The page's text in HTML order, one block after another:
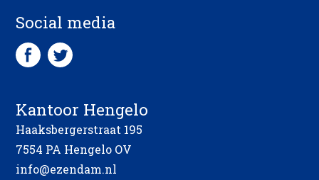
Social media
Kantoor Hengelo
Haaksbergerstraat 195
7554 PA Hengelo OV
info@ezendam.nl